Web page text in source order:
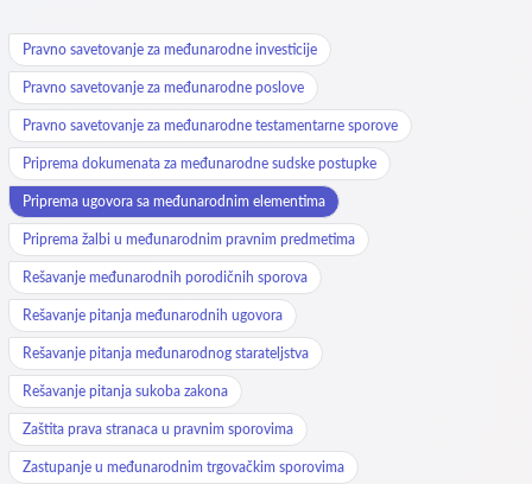
Pravno savetovanje za međunarodne investicije
Pravno savetovanje za međunarodne poslove
Pravno savetovanje za međunarodne testamentarne sporove
Priprema dokumenata za međunarodne sudske postupke
Priprema ugovora sa međunarodnim elementima
Priprema žalbi u međunarodnim pravnim predmetima
Rešavanje međunarodnih porodičnih sporova
Rešavanje pitanja međunarodnih ugovora
Rešavanje pitanja međunarodnog starateljstva
Rešavanje pitanja sukoba zakona
Zaštita prava stranaca u pravnim sporovima
Zastupanje u međunarodnim trgovačkim sporovima